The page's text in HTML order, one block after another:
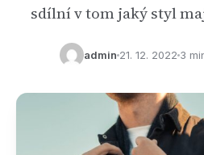
sdílní v tom jaký styl
admin 21. 12. 2022 3